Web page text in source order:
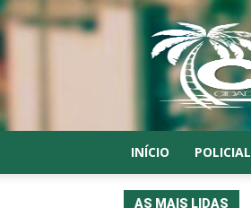
CPN
INÍCIO POLICIAL
AS MAIS LIDAS